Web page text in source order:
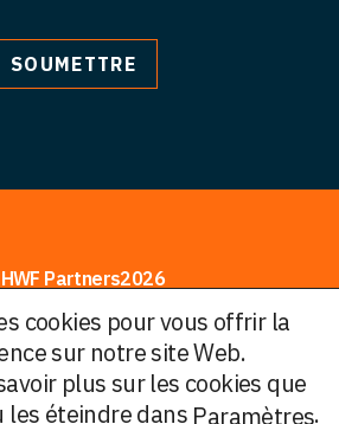
Partners2026
juridiques
générales d’utilisation
cookies pour vous offrir la
sur notre site Web.
plus sur les cookies que
les éteindre dans Paramètres.